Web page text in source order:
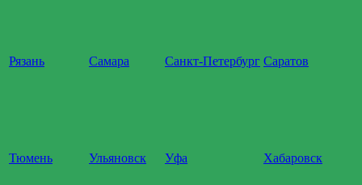
Рязань Самара Санкт-Петербург Саратов
Тюмень Ульяновск Уфа Хабаровск